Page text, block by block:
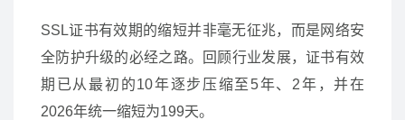
SSL证书有效期的缩短并非毫无征兆，而是网络安
全防护升级的必经之路。回顾行业发展，证书有效
期已从最初的10年逐步压缩至5年、2年，并在
2026年统一缩短为199天。